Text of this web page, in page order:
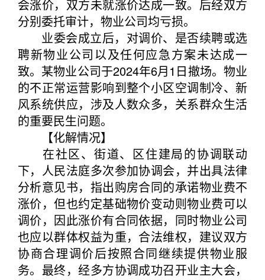
会涨价，双方未就涨价达成一致。后经双方
分别委托审计，物业公司均亏损。
业委会成立后，对调价、是否续聘或选
聘新物业公司以及任何应急方案未达成一
致。某物业公司于2024年6月1日撤场。物业
的不正常运营影响到整个小区空调制冷、新
风系统供应，涉及人数众多，关系群众生活
的重要民生问题。
【化解情况】
在社区、街道、区住建局的协调联动
下，人民法庭多次参加协调会，并出具法律
分析意见书，指出购房合同的承诺物业费不
涨价，但也约定基础物价变动则物业费可以
调价，因此涨价有合同依据，同时物业公司
也应以群体权益为重，合法维权，建议双方
协商合理调价后按照合同继续提供物业服
务。最终，经多方协调成功召开业主大会，